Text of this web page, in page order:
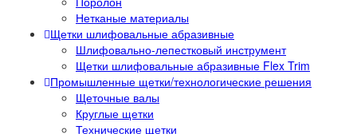
Нетканые материалы
Щетки шлифовальные абразивные
Шлифовально-лепестковый инструмент
Щетки шлифовальные абразивные Flex Trim
Промышленные щетки/технологические решения
Щеточные валы
Круглые щетки
Технические щетки